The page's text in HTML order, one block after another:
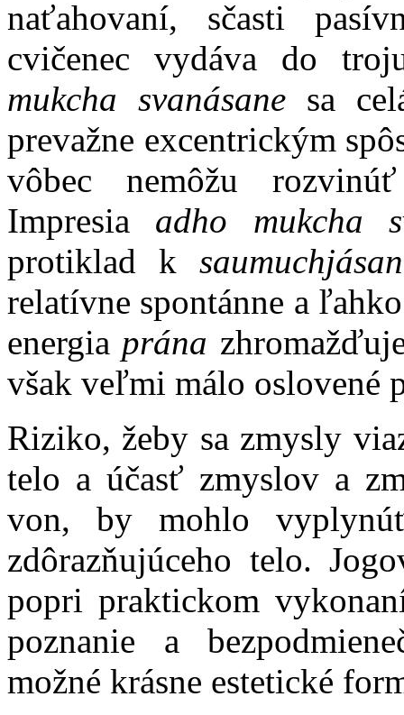
naťahovaní, sčasti
cvičenec vydáva do
mukcha svanásane sa
prevažne excentrickým
vôbec nemôžu
Impresia adho mukcha
protiklad k
relatívne spontánne a
energia prána
však veľmi málo oslovené
Riziko, žeby sa zmysly
telo a účasť zmyslov a
von, by mohlo
zdôrazňujúceho telo.
popri praktickom
poznanie a
možné krásne estetické